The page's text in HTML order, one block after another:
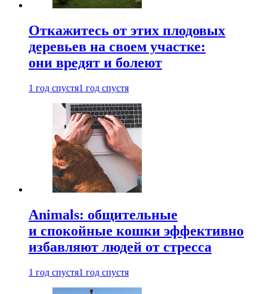
Откажитесь от этих плодовых
деревьев на своем участке:
они вредят и болеют
1 год спустя1 год спустя
Animals: общительные
и спокойные кошки эффективно
избавляют людей от стресса
1 год спустя1 год спустя